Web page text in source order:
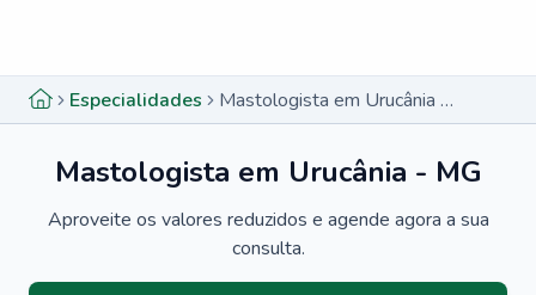
Especialidades Mastologista em Urucânia - MG
Mastologista em Urucânia - MG
Aproveite os valores reduzidos e agende agora a sua
consulta.